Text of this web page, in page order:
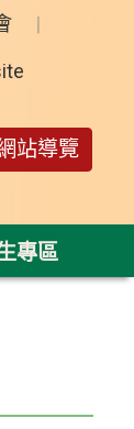
站導覽
專區